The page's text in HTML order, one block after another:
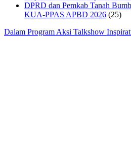
DPRD dan Pemkab Tanah
KUA-PPAS APBD 2026 (25)
Dalam Program Aksi Talkshow